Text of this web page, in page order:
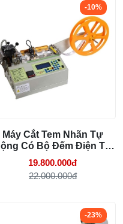
Máy Cắt Tem Nhãn Tự
Có Bộ Đếm Điện Tử
ND-100S
19.800.000đ
22.000.000đ
-10%
-23%